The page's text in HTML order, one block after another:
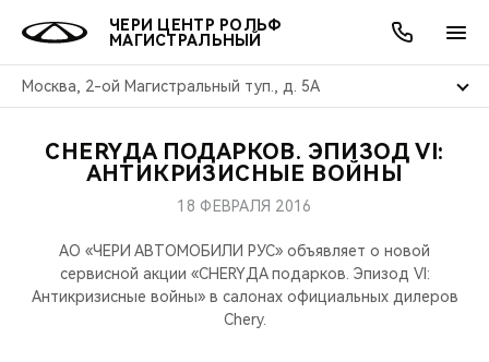
ЧЕРИ ЦЕНТР РОЛЬФ
МАГИСТРАЛЬНЫЙ
Москва, 2-ой Магистральный туп., д. 5А
МОДЕЛИ
КРОССОВЕРЫ
ПОКУПАТЕЛЯМ
КРЕДИТ И СТРАХОВАНИЕ
ВЛАДЕЛЬЦАМ
ЗАПЧАСТИ И АКСЕССУАРЫ
МИР CHERY
О БРЕНДЕ
АКЦИИ
ОНЛАЙН СЕРВИСЫ
КРЕДИТ
О КОМПАНИИ
МЫ В СОЦСЕТЯХ
CHERYДА ПОДАРКОВ. ЭПИЗОД VI:
АНТИКРИЗИСНЫЕ ВОЙНЫ
18 ФЕВРАЛЯ 2016
АО «ЧЕРИ АВТОМОБИЛИ РУС» объявляет о новой
сервисной акции «CHERYДА подарков. Эпизод VI:
Антикризисные войны» в салонах официальных дилеров
Chery.